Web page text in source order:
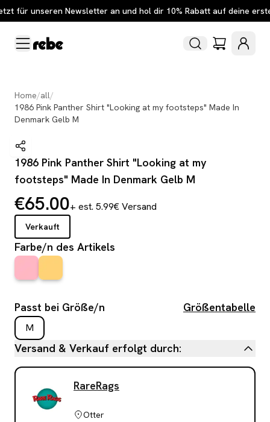
für unseren Newsletter an und hol dir 10% Rabatt auf deine
Home/all/
1986 Pink Panther Shirt "Looking at my footsteps" Made In
Denmark Gelb M
1986 Pink Panther Shirt "Looking at my
footsteps" Made In Denmark Gelb M
€65.00+ est. 5.99€ Versand
Verkauft
Farbe/n des Artikels
Passt bei Größe/n Größentabelle
M
Versand & Verkauf erfolgt durch:
RareRags
Otter